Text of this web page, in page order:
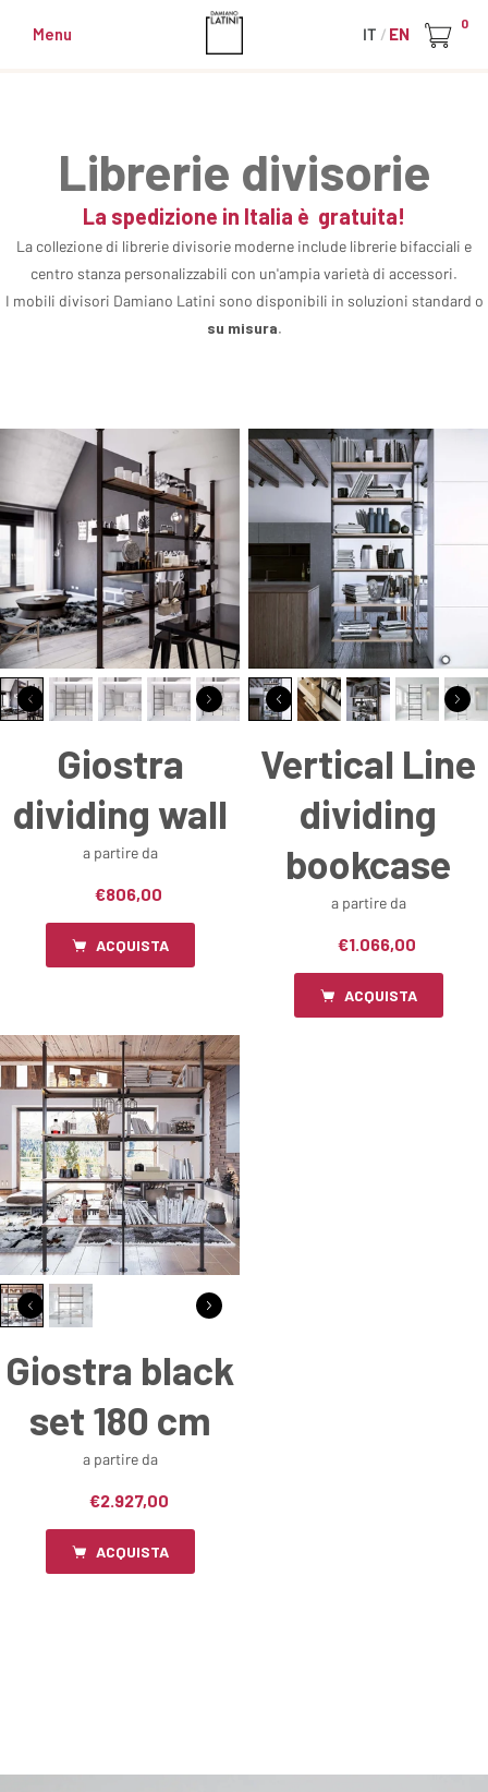
Menu IT EN
0
Librerie divisorie
La spedizione in Italia è gratuita!
La collezione di librerie divisorie moderne include librerie bifacciali e
centro stanza personalizzabili con un'ampia varietà di accessori.
I mobili divisori Damiano Latini sono disponibili in soluzioni standard o
su misura.
Giostra
dividing wall
a partire da
€806,00
ACQUISTA
Vertical Line
dividing
bookcase
a partire da
€1.066,00
ACQUISTA
Giostra black
set 180 cm
a partire da
€2.927,00
ACQUISTA